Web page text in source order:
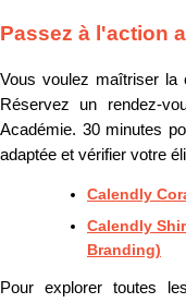
Passez à l'action
Vous voulez maîtriser la
Réservez un rendez-
Académie. 30 minutes
adaptée et vérifier votre
Calendly
Calendly
Branding)
Pour explorer toutes